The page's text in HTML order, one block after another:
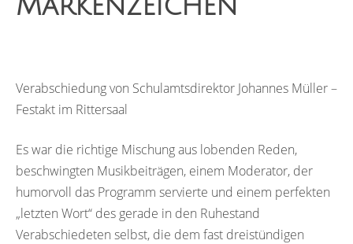
Markenzeichen“
Verabschiedung von Schulamtsdirektor Johannes Müller –
Festakt im Rittersaal
Es war die richtige Mischung aus lobenden Reden,
beschwingten Musikbeiträgen, einem Moderator, der
humorvoll das Programm servierte und einem perfekten
„letzten Wort“ des gerade in den Ruhestand
Verabschiedeten selbst, die dem fast dreistündigen